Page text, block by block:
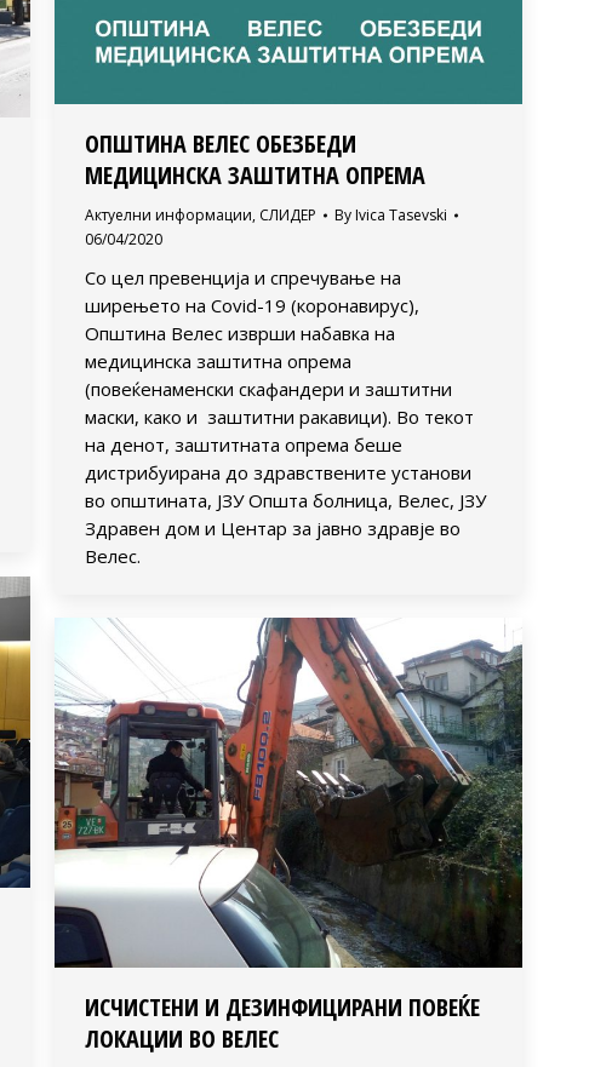
ОПШТИНА ВЕЛЕС ОБЕЗБЕДИ
МЕДИЦИНСКА ЗАШТИТНА ОПРЕМА
Актуелни информации, СЛИДЕР By Ivica Tasevski
06/04/2020
Со цел превенција и спречување на
ширењето на Covid-19 (коронавирус),
Општина Велес изврши набавка на
медицинска заштитна опрема
(повеќенаменски скафандери и заштитни
маски, како и заштитни ракавици). Во текот
на денот, заштитната опрема беше
дистрибуирана до здравствените установи
во општината, ЈЗУ Општа болница, Велес, ЈЗУ
Здравен дом и Центар за јавно здравје во
Велес.
ИСЧИСТЕНИ И ДЕЗИНФИЦИРАНИ ПОВЕЌЕ
ЛОКАЦИИ ВО ВЕЛЕС